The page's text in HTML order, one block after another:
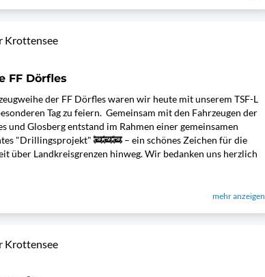
Krottensee
FF Dörfles
der FF Dörfles waren wir heute mit unserem TSF-L
Tag zu feiern. Gemeinsam mit den Fahrzeugen der
und Glosberg entstand im Rahmen einer gemeinsamen
"Drillingsprojekt" 🚒🚒🚒 – ein schönes Zeichen für die
über Landkreisgrenzen hinweg. Wir bedanken uns herzlich
mehr anzeigen
Krottensee